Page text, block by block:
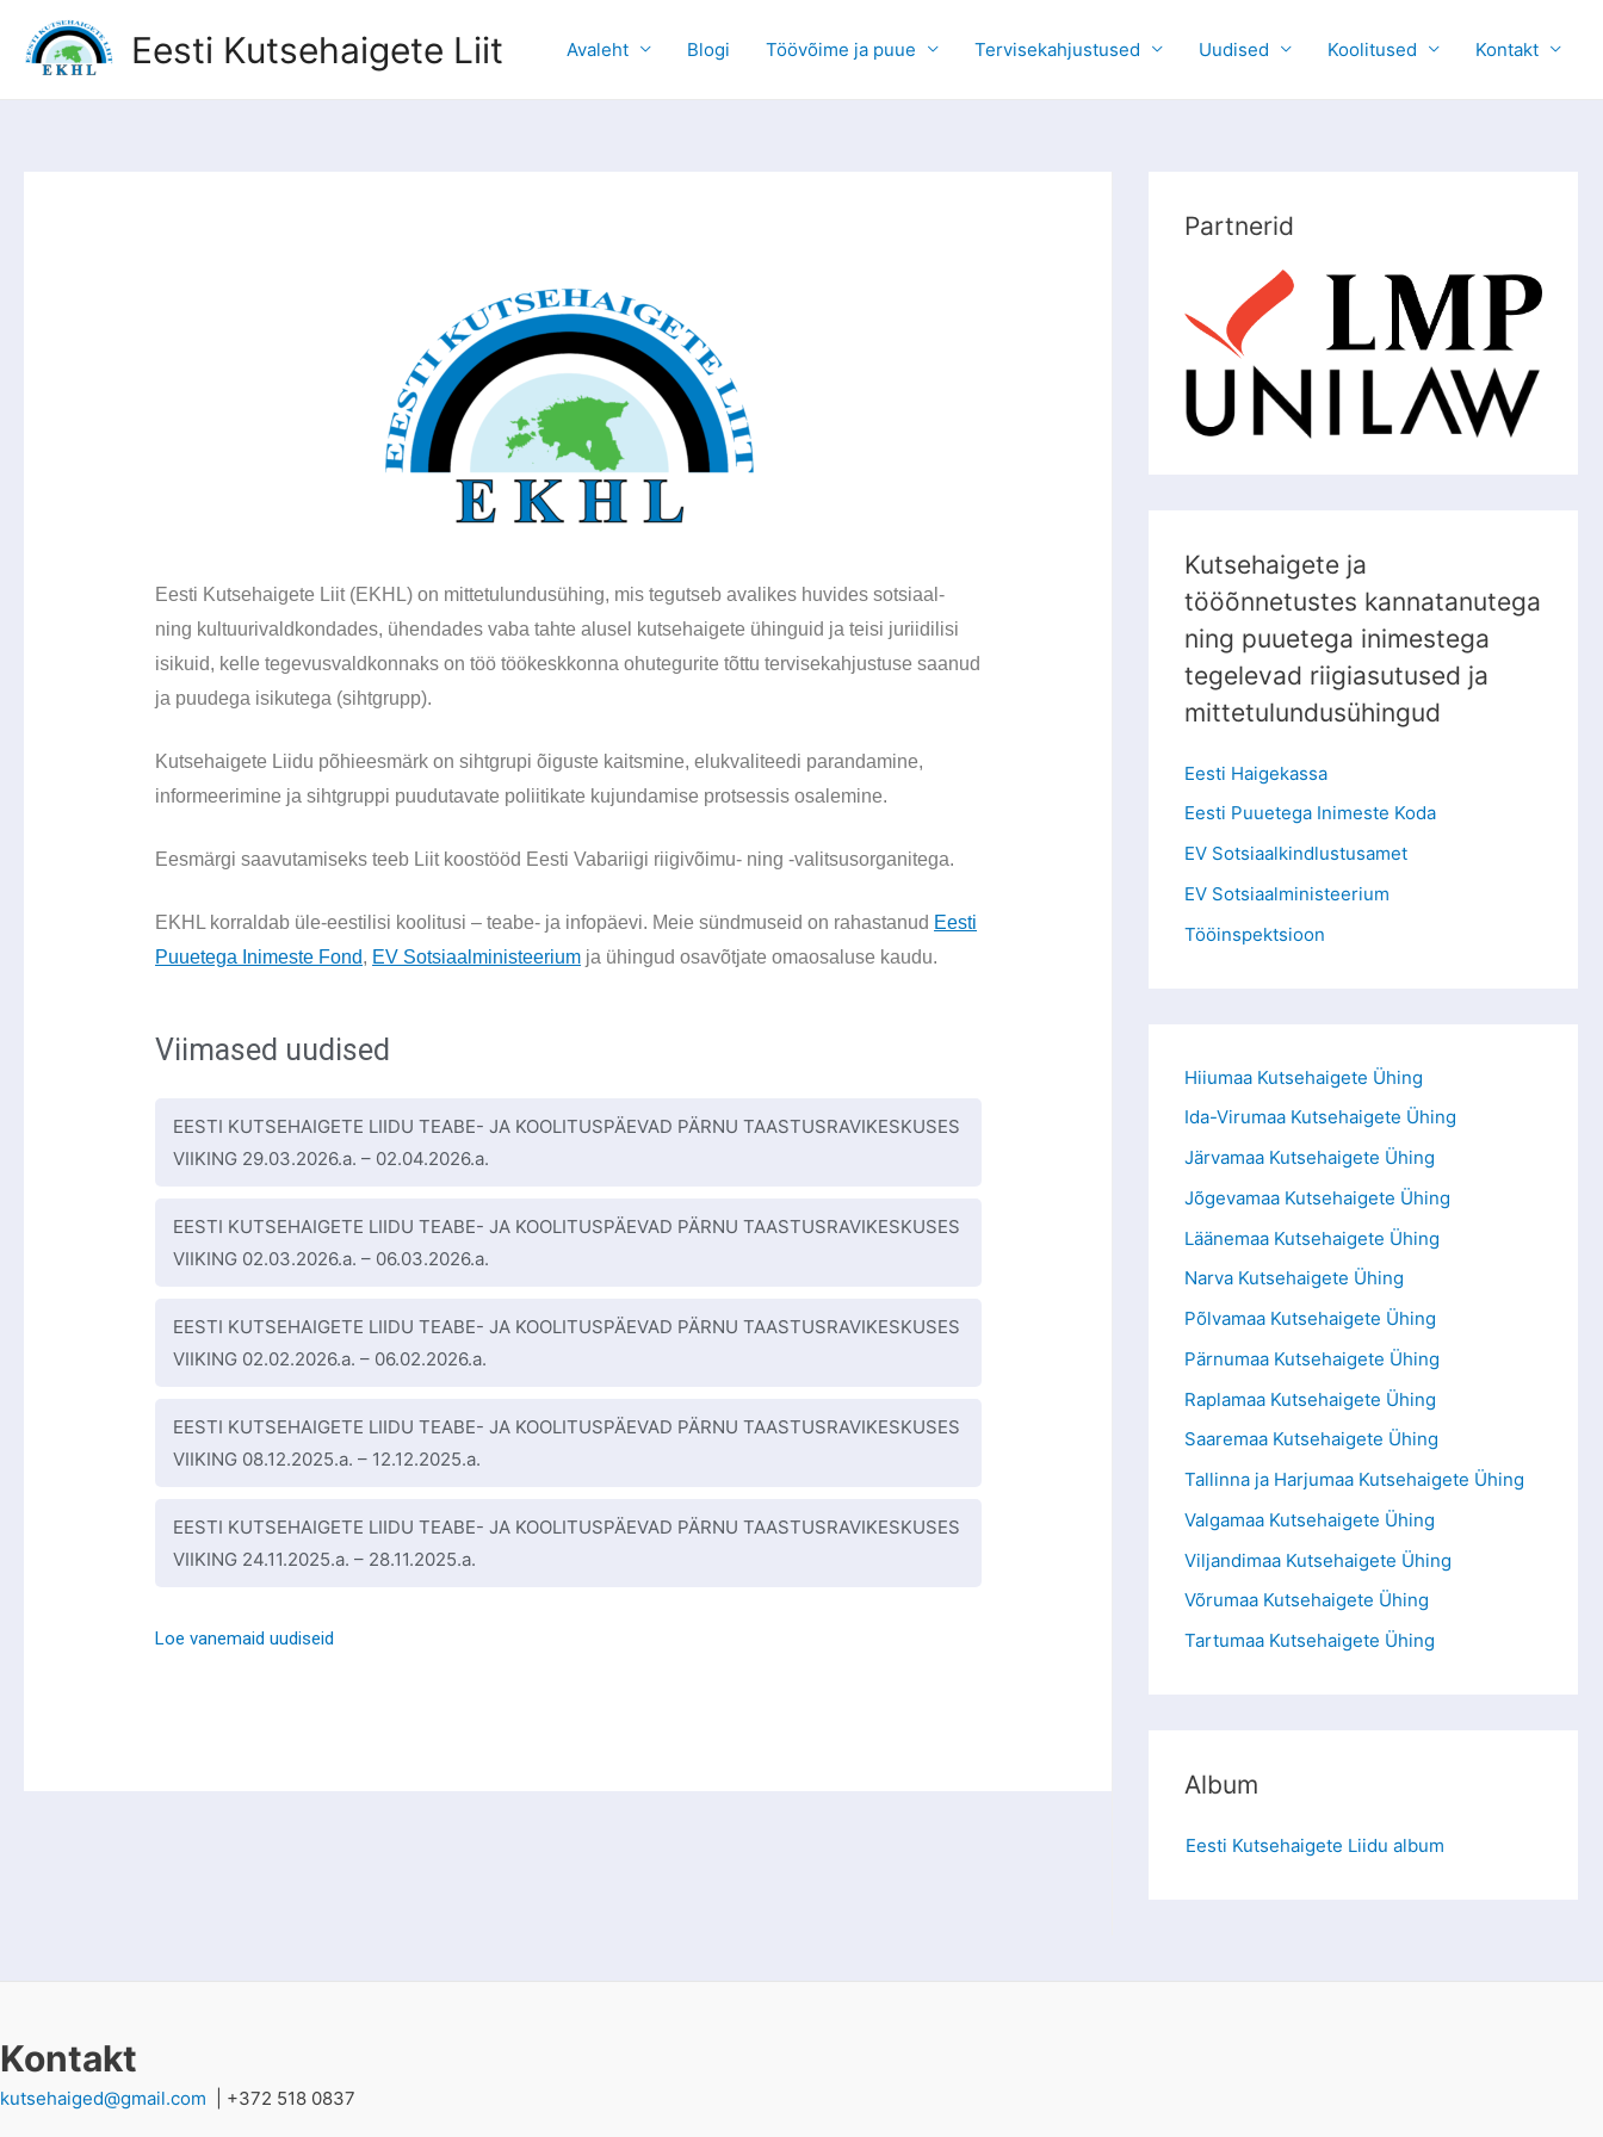
Eesti Kutsehaigete Liit Avaleht Blogi Töövõime ja puue Tervisekahjustused Uudised Koolitused Kontakt
Eesti Kutsehaigete Liit (EKHL) on mittetulundusühing, mis tegutseb avalikes huvides sotsiaal-
ning kultuurivaldkondades, ühendades vaba tahte alusel kutsehaigete ühinguid ja teisi juriidilisi
isikuid, kelle tegevusvaldkonnaks on töö töökeskkonna ohutegurite tõttu tervisekahjustuse saanud
ja puudega isikutega (sihtgrupp).
Kutsehaigete Liidu põhieesmärk on sihtgrupi õiguste kaitsmine, elukvaliteedi parandamine,
informeerimine ja sihtgruppi puudutavate poliitikate kujundamise protsessis osalemine.
Eesmärgi saavutamiseks teeb Liit koostööd Eesti Vabariigi riigivõimu- ning -valitsusorganitega.
EKHL korraldab üle-eestilisi koolitusi – teabe- ja infopäevi. Meie sündmuseid on rahastanud Eesti
Puuetega Inimeste Fond, EV Sotsiaalministeerium ja ühingud osavõtjate omaosaluse kaudu.
Viimased uudised
EESTI KUTSEHAIGETE LIIDU TEABE- JA KOOLITUSPÄEVAD PÄRNU TAASTUSRAVIKESKUSES
VIIKING 29.03.2026.a. – 02.04.2026.a.
EESTI KUTSEHAIGETE LIIDU TEABE- JA KOOLITUSPÄEVAD PÄRNU TAASTUSRAVIKESKUSES
VIIKING 02.03.2026.a. – 06.03.2026.a.
EESTI KUTSEHAIGETE LIIDU TEABE- JA KOOLITUSPÄEVAD PÄRNU TAASTUSRAVIKESKUSES
VIIKING 02.02.2026.a. – 06.02.2026.a.
EESTI KUTSEHAIGETE LIIDU TEABE- JA KOOLITUSPÄEVAD PÄRNU TAASTUSRAVIKESKUSES
VIIKING 08.12.2025.a. – 12.12.2025.a.
EESTI KUTSEHAIGETE LIIDU TEABE- JA KOOLITUSPÄEVAD PÄRNU TAASTUSRAVIKESKUSES
VIIKING 24.11.2025.a. – 28.11.2025.a.
Loe vanemaid uudiseid
Partnerid
Kutsehaigete ja
tööõnnetustes kannatanutega
ning puuetega inimestega
tegelevad riigiasutused ja
mittetulundusühingud
Eesti Haigekassa
Eesti Puuetega Inimeste Koda
EV Sotsiaalkindlustusamet
EV Sotsiaalministeerium
Tööinspektsioon
Hiiumaa Kutsehaigete Ühing
Ida-Virumaa Kutsehaigete Ühing
Järvamaa Kutsehaigete Ühing
Jõgevamaa Kutsehaigete Ühing
Läänemaa Kutsehaigete Ühing
Narva Kutsehaigete Ühing
Põlvamaa Kutsehaigete Ühing
Pärnumaa Kutsehaigete Ühing
Raplamaa Kutsehaigete Ühing
Saaremaa Kutsehaigete Ühing
Tallinna ja Harjumaa Kutsehaigete Ühing
Valgamaa Kutsehaigete Ühing
Viljandimaa Kutsehaigete Ühing
Võrumaa Kutsehaigete Ühing
Tartumaa Kutsehaigete Ühing
Album
Eesti Kutsehaigete Liidu album
Kontakt
kutsehaiged@gmail.com | +372 518 0837